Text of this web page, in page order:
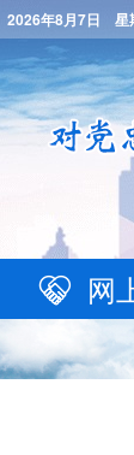
2026年8月7日 星
网